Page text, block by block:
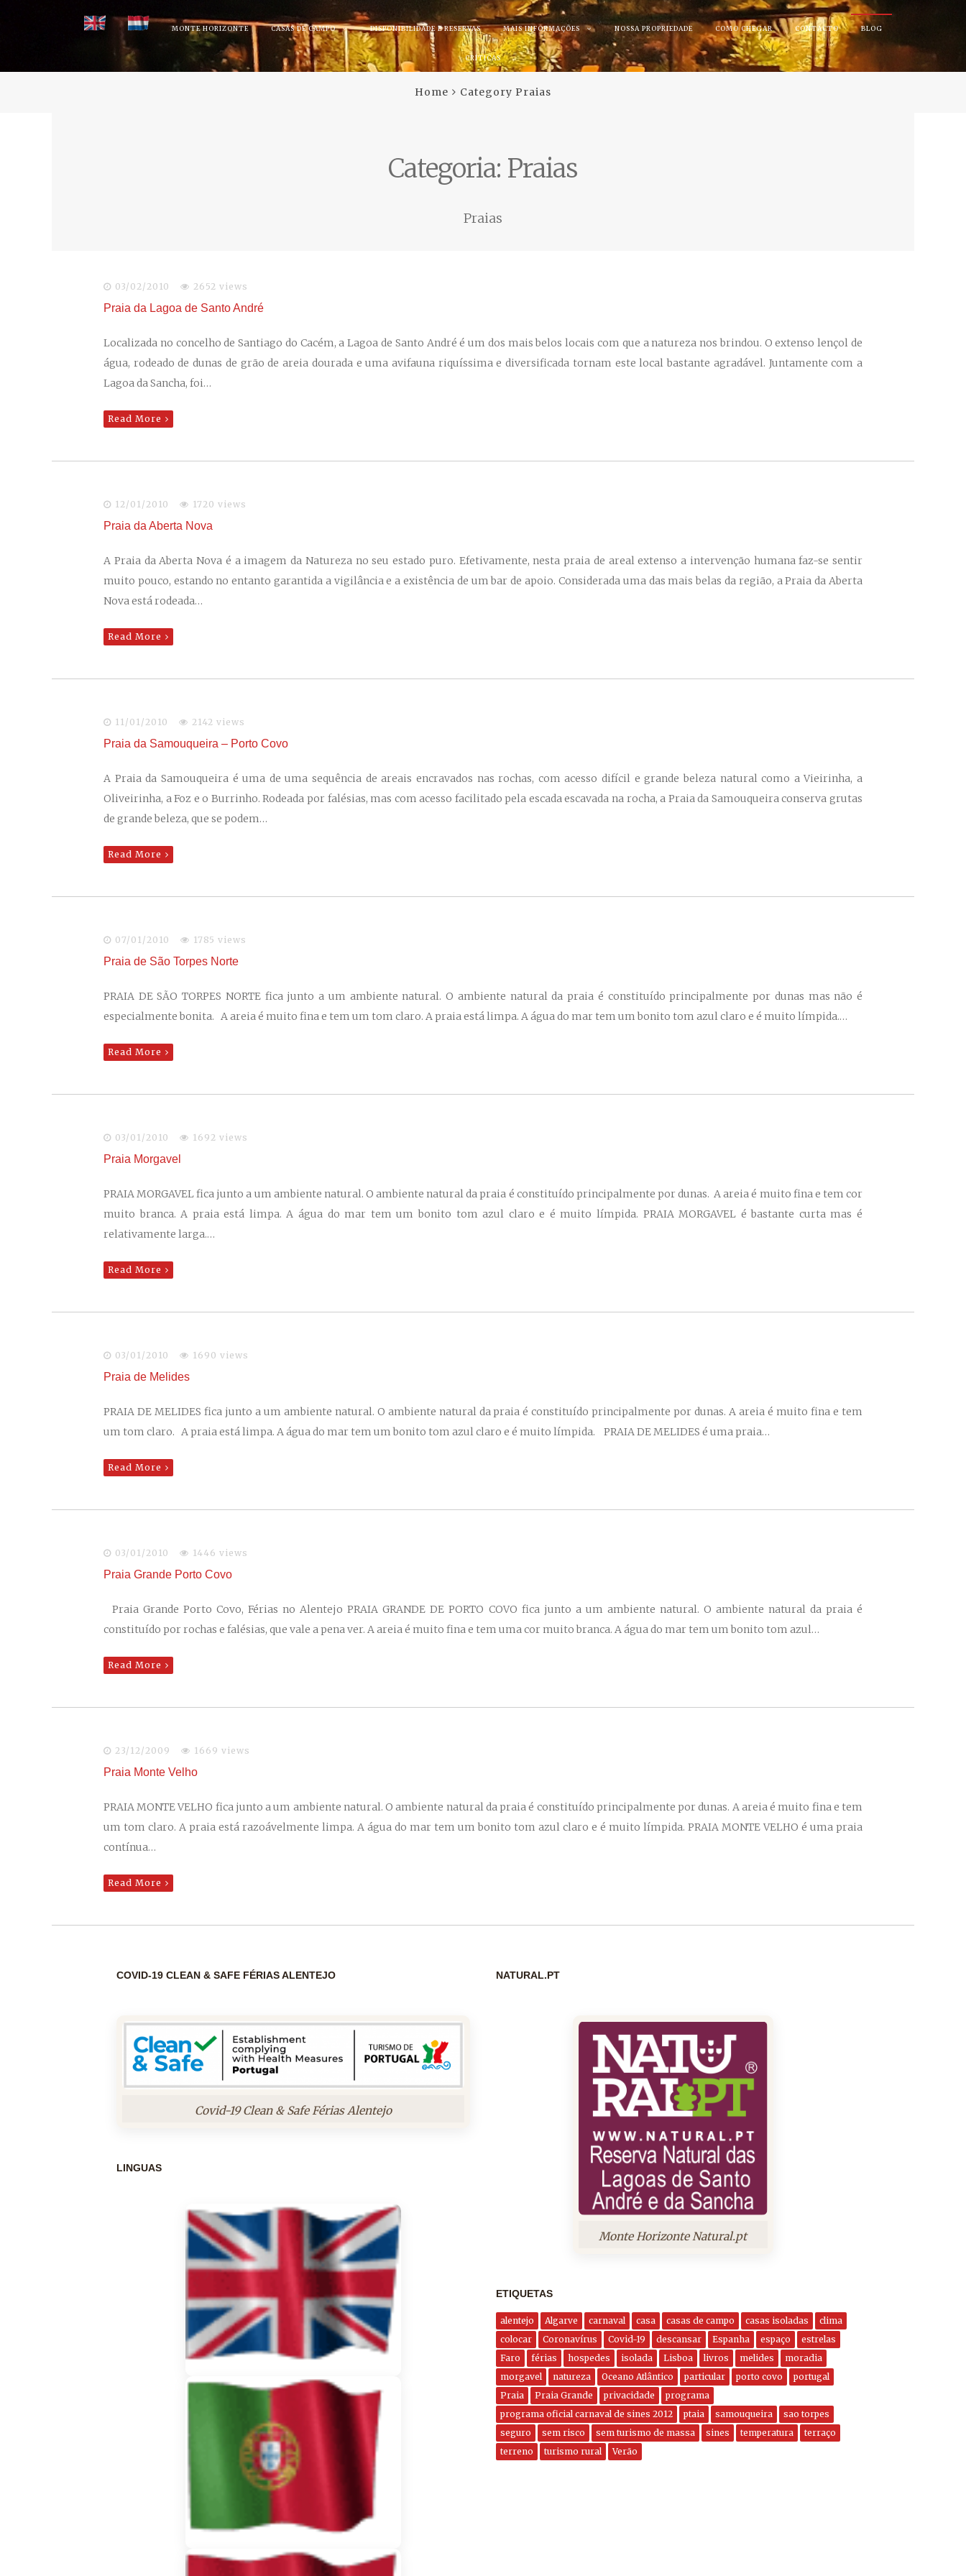
MONTE HORIZONTE CASAS DE CAMPO DISPONIBILIDADE E RESERVAS MAIS INFORMAÇÕES NOSSA PROPRIEDADE COMO CHEGAR CONTACTO BLOG
CRÍTICAS
Home Category Praias
Categoria: Praias
Praias
03/02/2010 2652 views
Praia da Lagoa de Santo André
Localizada no concelho de Santiago do Cacém, a Lagoa de Santo André é um dos mais belos locais com que a natureza nos brindou. O extenso lençol de
água, rodeado de dunas de grão de areia dourada e uma avifauna riquíssima e diversificada tornam este local bastante agradável. Juntamente com a
Lagoa da Sancha, foi…
Read More
12/01/2010 1720 views
Praia da Aberta Nova
A Praia da Aberta Nova é a imagem da Natureza no seu estado puro. Efetivamente, nesta praia de areal extenso a intervenção humana faz-se sentir
muito pouco, estando no entanto garantida a vigilância e a existência de um bar de apoio. Considerada uma das mais belas da região, a Praia da Aberta
Nova está rodeada…
Read More
11/01/2010 2142 views
Praia da Samouqueira – Porto Covo
A Praia da Samouqueira é uma de uma sequência de areais encravados nas rochas, com acesso difícil e grande beleza natural como a Vieirinha, a
Oliveirinha, a Foz e o Burrinho. Rodeada por falésias, mas com acesso facilitado pela escada escavada na rocha, a Praia da Samouqueira conserva grutas
de grande beleza, que se podem…
Read More
07/01/2010 1785 views
Praia de São Torpes Norte
PRAIA DE SÃO TORPES NORTE fica junto a um ambiente natural. O ambiente natural da praia é constituído principalmente por dunas mas não é
especialmente bonita. A areia é muito fina e tem um tom claro. A praia está limpa. A água do mar tem um bonito tom azul claro e é muito límpida.…
Read More
03/01/2010 1692 views
Praia Morgavel
PRAIA MORGAVEL fica junto a um ambiente natural. O ambiente natural da praia é constituído principalmente por dunas. A areia é muito fina e tem cor
muito branca. A praia está limpa. A água do mar tem um bonito tom azul claro e é muito límpida. PRAIA MORGAVEL é bastante curta mas é
relativamente larga.…
Read More
03/01/2010 1690 views
Praia de Melides
PRAIA DE MELIDES fica junto a um ambiente natural. O ambiente natural da praia é constituído principalmente por dunas. A areia é muito fina e tem
um tom claro. A praia está limpa. A água do mar tem um bonito tom azul claro e é muito límpida. PRAIA DE MELIDES é uma praia…
Read More
03/01/2010 1446 views
Praia Grande Porto Covo
Praia Grande Porto Covo, Férias no Alentejo PRAIA GRANDE DE PORTO COVO fica junto a um ambiente natural. O ambiente natural da praia é
constituído por rochas e falésias, que vale a pena ver. A areia é muito fina e tem uma cor muito branca. A água do mar tem um bonito tom azul…
Read More
23/12/2009 1669 views
Praia Monte Velho
PRAIA MONTE VELHO fica junto a um ambiente natural. O ambiente natural da praia é constituído principalmente por dunas. A areia é muito fina e tem
um tom claro. A praia está razoávelmente limpa. A água do mar tem um bonito tom azul claro e é muito límpida. PRAIA MONTE VELHO é uma praia
contínua…
Read More
COVID-19 CLEAN & SAFE FÉRIAS ALENTEJO
Covid-19 Clean & Safe Férias Alentejo
LINGUAS
NATURAL.PT
Monte Horizonte Natural.pt
ETIQUETAS
alentejo Algarve carnaval casa casas de campo casas isoladas
clima
colocar
Coronavírus Covid-19 descansar Espanha espaço
estrelas
Faro
férias hospedes isolada Lisboa livros melides
moradia
morgavel
natureza Oceano Atlântico particular porto covo
portugal
Praia
Praia Grande privacidade
programa
programa oficial carnaval de sines 2012
ptaia samouqueira
sao torpes
seguro
sem risco sem turismo de massa sines temperatura
terraço
terreno
turismo rural Verão